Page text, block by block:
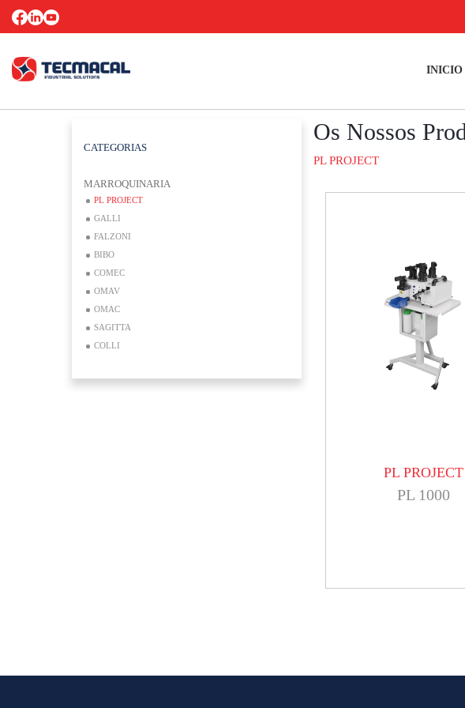
INICIO
CATEGORIAS
MARROQUINARIA
PL PROJECT
GALLI
FALZONI
BIBO
COMEC
OMAV
OMAC
SAGITTA
COLLI
Os Nossos
PL PROJECT
PL PROJECT
PL 1000